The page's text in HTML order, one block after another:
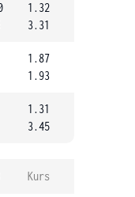
1.32
3.31
1.87
1.93
1.31
3.45
Kurs